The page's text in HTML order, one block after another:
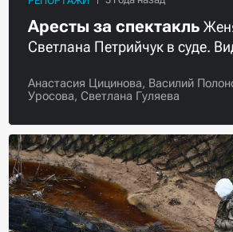
Аресты за спектакль
Светлана Петрийчук в суде.
Анастасия Цицинова, Василий
Уросова, Светлана Гуляева